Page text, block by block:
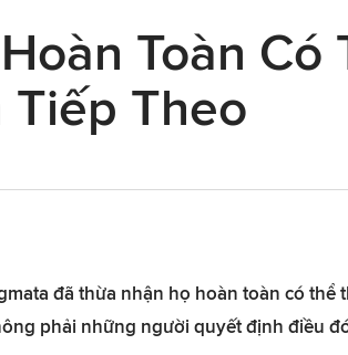
Toàn
Tiếp Theo
đã thừa nhận họ hoàn toàn có thể
phải những người quyết định điều